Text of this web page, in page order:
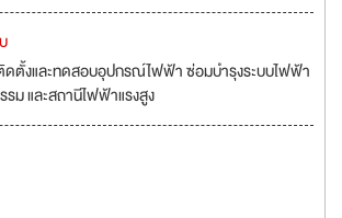
ดตั้งและทดสอบอุปกรณ์ไฟฟ้า ซ่อมบำรุงระบบไฟฟ้า
ม และสถานีไฟฟ้าแรงสูง